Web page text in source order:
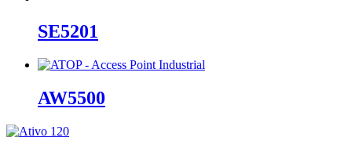
SE5201
AW5500